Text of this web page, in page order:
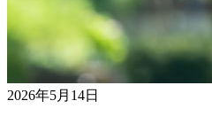
2026年5月14日